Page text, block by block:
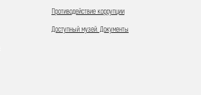
Противодействие коррупции
Доступный музей. Документы